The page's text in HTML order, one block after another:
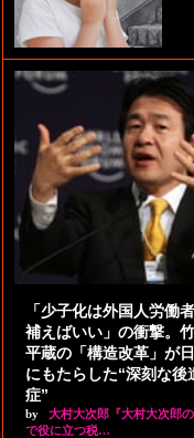
「少子化は外国人労働
補えばいい」の衝撃。
平蔵の「構造改革」が
にもたらした“深刻な後
症”
by
大村大次郎『大村大次郎
で役に立つ税…